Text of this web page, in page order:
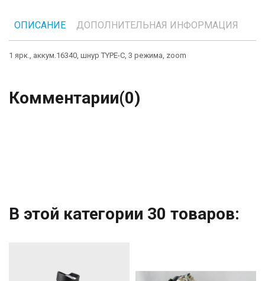
ОПИСАНИЕ ДОПОЛНИТЕЛЬНАЯ ИНФОРМАЦИЯ
1 ярк., аккум.16340, шнур TYPE-C, 3 режима, zoom
Комментарии(0)
В этой категории 30 товаров: